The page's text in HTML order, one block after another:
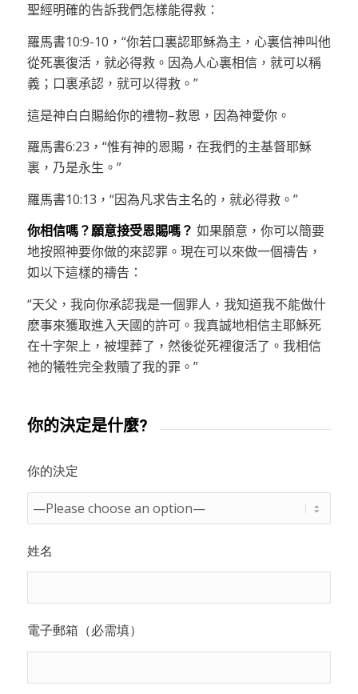
聖經明確的告訴我們怎樣能得救：
羅馬書10:9-10，“你若口裏認耶穌為主，心裏信神叫他
從死裏復活，就必得救。因為人心裏相信，就可以稱
義；口裏承認，就可以得救。”
這是神白白賜給你的禮物–救恩，因為神愛你。
羅馬書6:23，“惟有神的恩賜，在我們的主基督耶穌
裏，乃是永生。”
羅馬書10:13，“因為凡求告主名的，就必得救。”
你相信嗎？願意接受恩賜嗎？ 如果願意，你可以簡要
地按照神要你做的來認罪。現在可以來做一個禱告，
如以下這樣的禱告：
“天父，我向你承認我是一個罪人，我知道我不能做什
麽事來獲取進入天國的許可。我真誠地相信主耶穌死
在十字架上，被埋葬了，然後從死裡復活了。我相信
祂的犧牲完全救贖了我的罪。”
你的決定是什麼?
你的決定
姓名
電子郵箱（必需填）